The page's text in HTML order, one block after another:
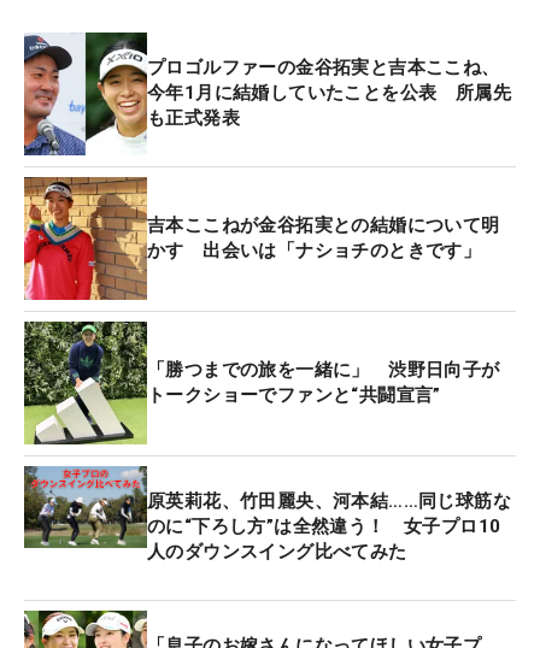
プロゴルファーの金谷拓実と吉本ここね、
今年1月に結婚していたことを公表 所属先
も正式発表
吉本ここねが金谷拓実との結婚について明
かす 出会いは「ナショチのときです」
「勝つまでの旅を一緒に」 渋野日向子が
トークショーでファンと“共闘宣言”
原英莉花、竹田麗央、河本結……同じ球筋な
のに“下ろし方”は全然違う！ 女子プロ10
人のダウンスイング比べてみた